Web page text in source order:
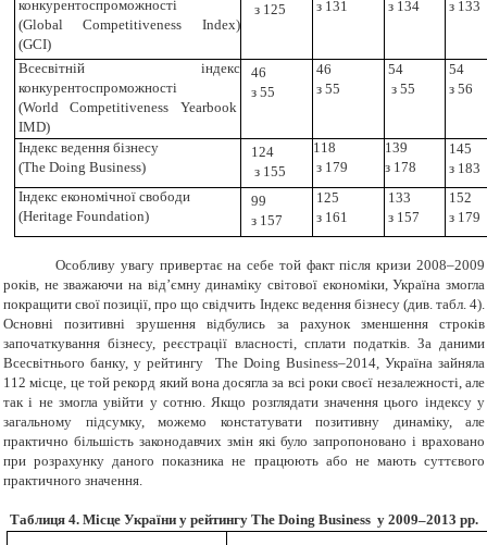
конкурентоспроможності
(Global Competitiveness Index)
(GCI)
з 125
з 131
з 134
з 133
Всесвітній індекс
конкурентоспроможності
(World
Competitiveness Yearbook
IMD)
46
з 55
46
з 55
54
з 55
54
з 56
Індекс ведення бізнесу
(The Doing Business)
124
з 155
118
з 179
139
з 178
145
з 183
Індекс економічної свободи
(Heritage Foundation)
99
з 157
125
з 161
133
з 157
152
з 179
Особливу увагу привертає на себе той факт після кризи 2008–2009
років, не зважаючи на від’ємну динаміку світової економіки, Україна змогла
покращити свої позиції, про що свідчить Індекс ведення бізнесу (див. табл. 4).
Основні позитивні зрушення відбулись за рахунок зменшення строків
започаткування бізнесу, реєстрації власності, сплати податків. За даними
Всесвітнього банку, у рейтингу The Doing Business–2014, Україна зайняла
112 місце, це той рекорд який вона досягла за всі роки своєї незалежності, але
так і не змогла увійти у сотню. Якщо розглядати значення цього індексу у
загальному підсумку, можемо констатувати позитивну динаміку, але
практично більшість законодавчих змін які було запропоновано і враховано
при розрахунку даного показника не працюють або не мають суттєвого
практичного значення.
Таблиця 4. Місце України у рейтингу The Doing Business у 2009–2013 рр.